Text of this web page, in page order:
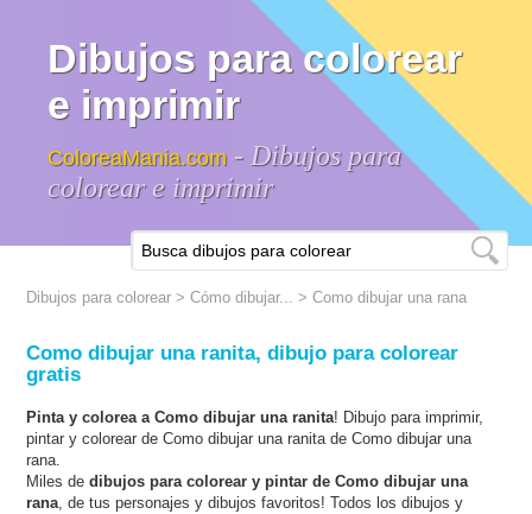
Dibujos para colorear
e imprimir
ColoreaMania.com - Dibujos para
colorear e imprimir
Dibujos para colorear >Cómo dibujar... >Como dibujar una rana
Como dibujar una ranita, dibujo para colorear
gratis
Pinta y colorea a Como dibujar una ranita! Dibujo para imprimir,
pintar y colorear de Como dibujar una ranita de Como dibujar una
rana.
Miles dedibujos para colorear y pintar de Como dibujar una
rana, de tus personajes y dibujos favoritos! Todos los dibujos y